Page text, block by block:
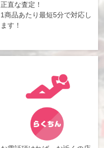
正直な査定！
1商品あたり最短5分で対応し
ます！